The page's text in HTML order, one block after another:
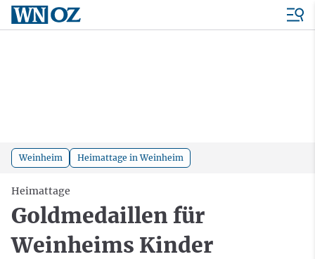
Weinheim Heimattage in Weinheim
Heimattage
Goldmedaillen für
Weinheims Kinder